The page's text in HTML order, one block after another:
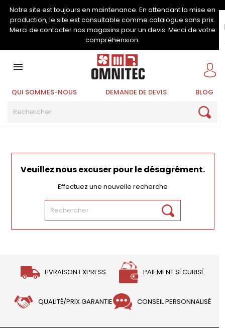
Notre site est toujours en maintenance. En attendant la mise en
production, le site est consultable comme catalogue sans prix.
Merci de contacter nos magasins pour un devis. Merci de votre
compréhension.

QUI SOMMES-NOUS DEMANDE DE DEVIS BLOG
Veuillez nous excuser pour le désagrément.
Effectuez une nouvelle recherche
LIVRAISON EXPRESS PAIEMENT SÉCURISÉ
QUALITÉ/PRIX GARANTIE CONSEIL PERSONNALISÉ